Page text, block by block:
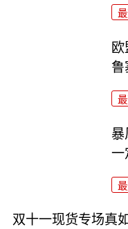
鲁
暴
一
双十一现货专场真